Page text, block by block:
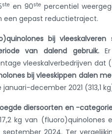
ste en 90stepercentiel
een gepast reductietraject.
bij
van dalend gebruik.Er
vleeskalverbedrijven
bij vleeskippen dalen
december 2021 (313,1
diersoorten en -
kg van (fluoro)quinolones